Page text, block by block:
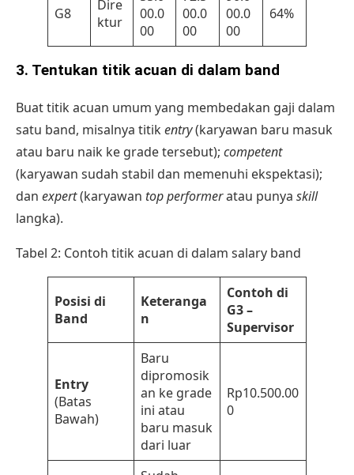
G8
Dire
ktur
00.0
00
00.0
00
00.0
00
64%
3. Tentukan titik acuan di dalam band
Buat titik acuan umum yang membedakan gaji dalam
satu band, misalnya titikentry(karyawan baru masuk
atau baru naik ke grade tersebut); competent
(karyawan sudah stabil dan memenuhi ekspektasi);
dan expert(karyawan top performeratau punya skill
langka).
Tabel 2: Contoh titik acuan di dalam salary band
Posisi di
Band
Keteranga
n
Contoh di
G3 –
Supervisor
Entry
(Batas
Bawah)
Baru
dipromosik
an ke grade
ini atau
baru masuk
dari luar
Rp10.500.00
0